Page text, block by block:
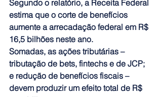
Segundo o relatório, a Receita Federal
estima que o corte de benefícios
aumente a arrecadação federal em R$
16,5 bilhões neste ano.
Somadas, as ações tributárias –
tributação de bets, fintechs e de JCP;
e redução de benefícios fiscais –
devem produzir um efeito total de R$